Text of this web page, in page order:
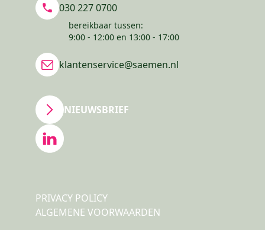
030 227 0700
bereikbaar tussen:
9:00 - 12:00 en 13:00 - 17:00
klantenservice@saemen.nl
NIEUWSBRIEF
PRIVACY POLICY
ALGEMENE VOORWAARDEN